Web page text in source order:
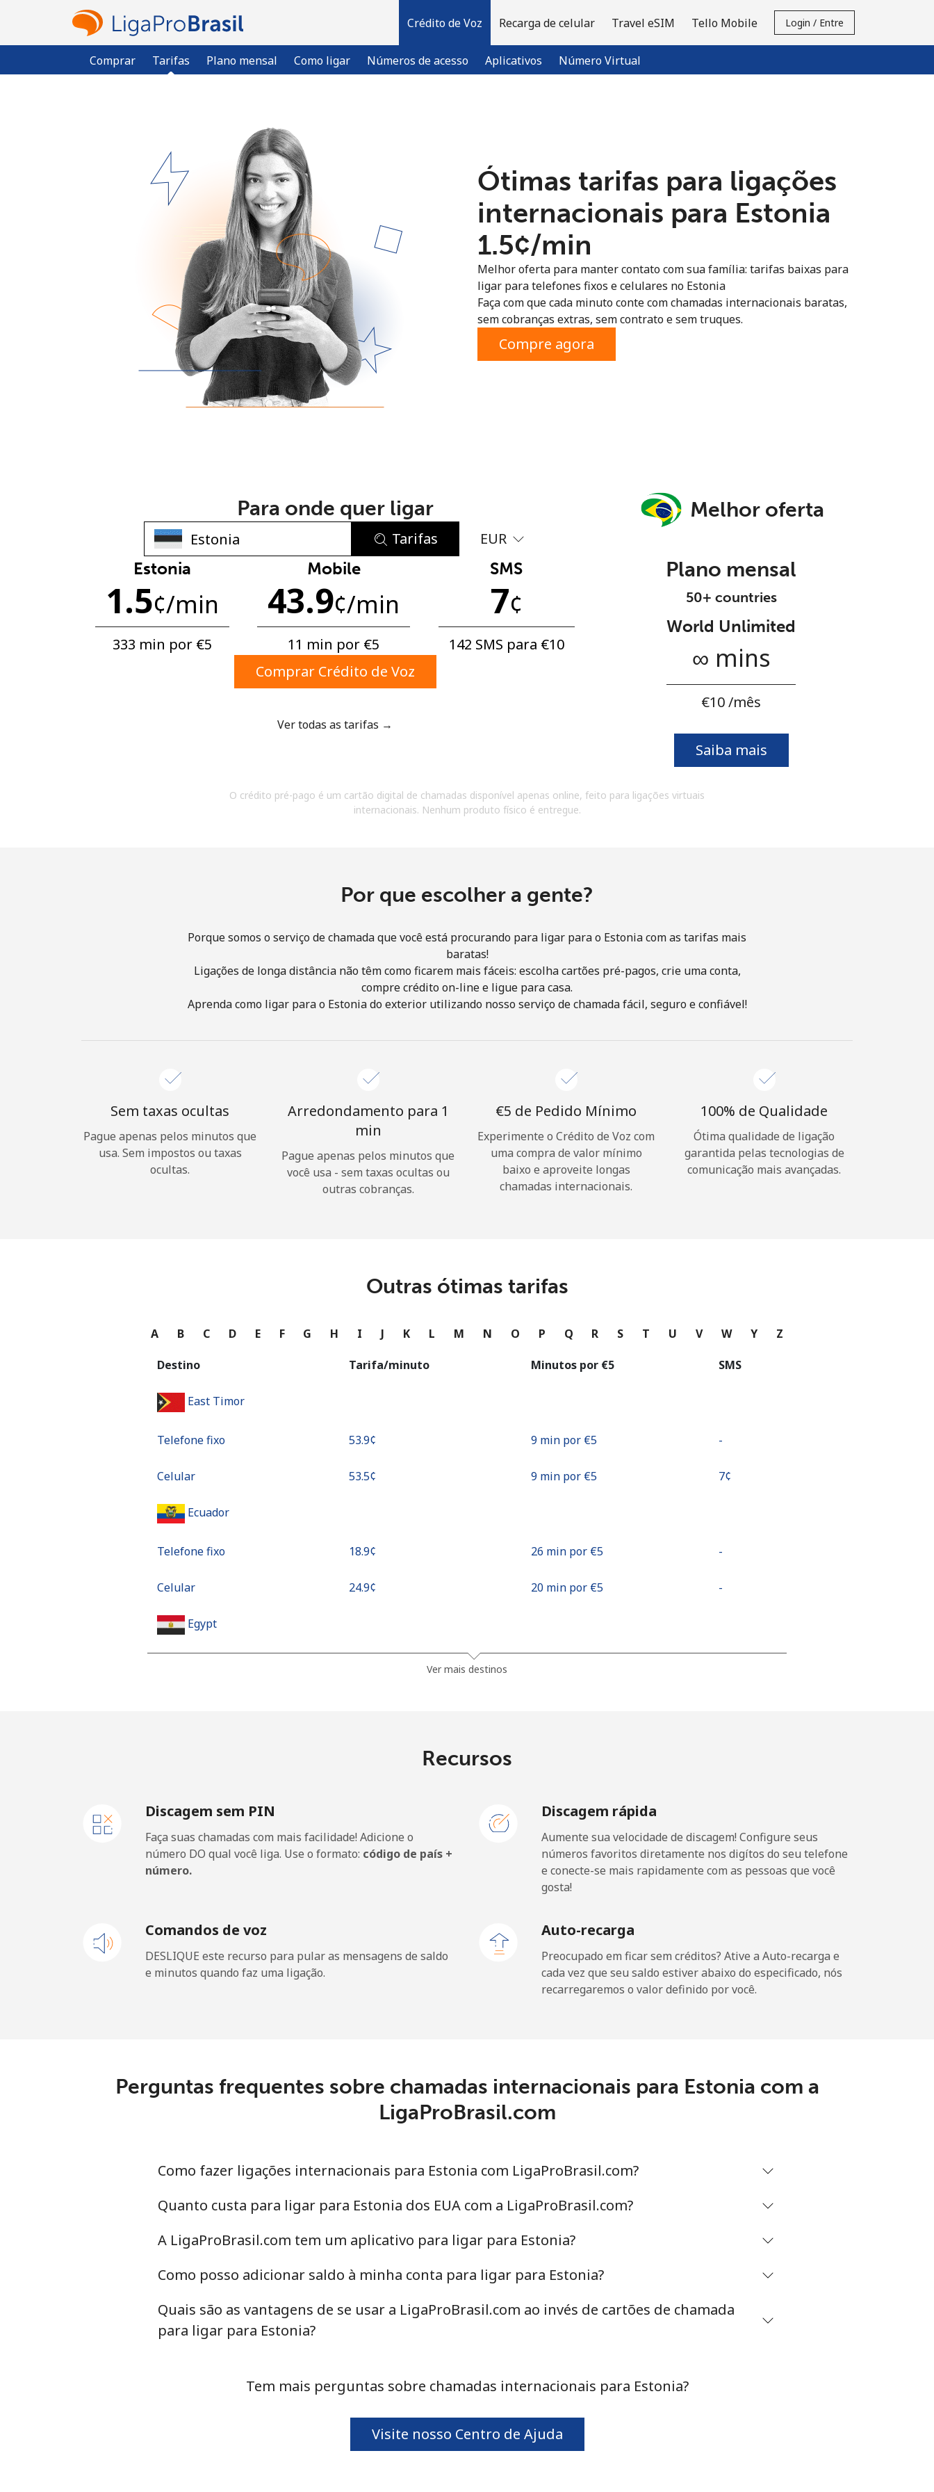
Crédito de Voz
Comprar Tarifas Plano mensal Como ligar Números de acesso Aplicativos Número Virtual
Recarga de celular Travel eSIM Tello Mobile Login / Entre
Já tem uma conta?ENTRE →
Entrar com
Sem senha criada
Mínimo de 8 caracteres
Uma letra maiúscula e minúscula
Um número
Um caractere especial
Ao abrir uma conta neste site, eu concordo com os
Olá!
Esqueceu sua senha? →
Continuar com
Ótimas tarifas para ligações
internacionais para Estonia
⁦1.5¢⁩/min
Melhor oferta para manter contato com sua família: tarifas baixas para
ligar para telefones fixos e celulares no Estonia
Faça com que cada minuto conte com chamadas internacionais baratas,
sem cobranças extras, sem contrato e sem truques.
Compre agora
Para onde quer ligar
Tarifas EUR
Estonia
1.5¢/min
333 min por ⁦€5⁩
Mobile
43.9¢/min
11 min por ⁦€5⁩
SMS
7¢
142 SMS para ⁦€10⁩
Comprar Crédito de Voz
Ver todas as tarifas →
Melhor oferta
Plano mensal
50+ countries
World Unlimited
∞ mins
⁦€10⁩ /mês
Saiba mais
O crédito pré-pago é um cartão digital de chamadas disponível apenas online, feito para ligações virtuais
internacionais. Nenhum produto físico é entregue.
Por que escolher a gente?
Porque somos o serviço de chamada que você está procurando para ligar para o Estonia com as tarifas mais
baratas!
Ligações de longa distância não têm como ficarem mais fáceis: escolha cartões pré-pagos, crie uma conta,
compre crédito on-line e ligue para casa.
Aprenda como ligar para o Estonia do exterior utilizando nosso serviço de chamada fácil, seguro e confiável!
Sem taxas ocultas
Pague apenas pelos minutos que
usa. Sem impostos ou taxas
ocultas.
Arredondamento para 1
min
Pague apenas pelos minutos que
você usa - sem taxas ocultas ou
outras cobranças.
⁦€5⁩ de Pedido Mínimo
Experimente o Crédito de Voz com
uma compra de valor mínimo
baixo e aproveite longas
chamadas internacionais.
100% de Qualidade
Ótima qualidade de ligação
garantida pelas tecnologias de
comunicação mais avançadas.
Outras ótimas tarifas
A B C D E F G H I J K L M N O P Q R S T U V W Y Z
Destino Tarifa/minuto Minutos por ⁦€5⁩ SMS
East Timor
Telefone fixo ⁦53.9¢⁩ 9 min por ⁦€5⁩ -
Celular ⁦53.5¢⁩ 9 min por ⁦€5⁩ ⁦7¢⁩
Ecuador
Telefone fixo ⁦18.9¢⁩ 26 min por ⁦€5⁩ -
Celular ⁦24.9¢⁩ 20 min por ⁦€5⁩ -
Egypt
Telefone fixo 23 min por ⁦€5⁩
Claro Landlines ⁦10.9¢⁩ 45 min por ⁦€5⁩ -
30 min por ⁦€5⁩
All country ⁦65.9¢⁩ 7 min por ⁦€5⁩ -
Celular ⁦43.9¢⁩ 11 min por ⁦€5⁩
Ethiopia
Ver mais destinos
Recursos
Discagem sem PIN
Faça suas chamadas com mais facilidade! Adicione o
número DO qual você liga. Use o formato: código de país +
número.
Discagem rápida
Aumente sua velocidade de discagem! Configure seus
números favoritos diretamente nos digítos do seu telefone
e conecte-se mais rapidamente com as pessoas que você
gosta!
Comandos de voz
DESLIQUE este recurso para pular as mensagens de saldo
e minutos quando faz uma ligação.
Auto-recarga
Preocupado em ficar sem créditos? Ative a Auto-recarga e
cada vez que seu saldo estiver abaixo do especificado, nós
recarregaremos o valor definido por você.
Perguntas frequentes sobre chamadas internacionais para Estonia com a
LigaProBrasil.com
Como fazer ligações internacionais para Estonia com LigaProBrasil.com?
Quanto custa para ligar para Estonia dos EUA com a LigaProBrasil.com?
A LigaProBrasil.com tem um aplicativo para ligar para Estonia?
Como posso adicionar saldo à minha conta para ligar para Estonia?
Quais são as vantagens de se usar a LigaProBrasil.com ao invés de cartões de chamada
para ligar para Estonia?
Tem mais perguntas sobre chamadas internacionais para Estonia?
Visite nosso Centro de Ajuda